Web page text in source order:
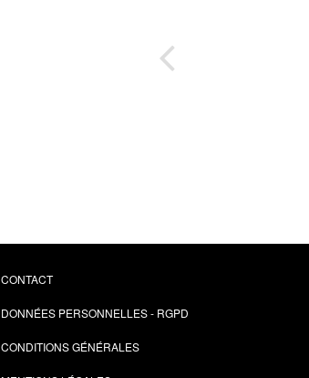
CONTACT
DONNÉES PERSONNELLES - RGPD
CONDITIONS GÉNÉRALES